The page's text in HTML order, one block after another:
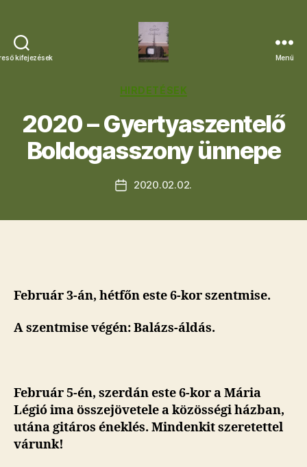
kifejezések
Egyházközség
Menü
Kategóriák
HIRDETÉSEK
2020 – Gyertyaszentelő
Boldogasszony ünnepe
Bejegyzés
2020.02.02.
Február 3-án, hétfőn este 6-kor szentmise.
A szentmise végén: Balázs-áldás.
Február 5-én, szerdán este 6-kor a Mária
Légió ima összejövetele a közösségi házban,
utána gitáros éneklés. Mindenkit szeretettel
várunk!